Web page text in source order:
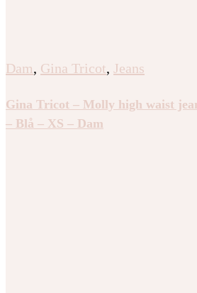
Dam, Gina Tricot, Jeans
Gina Tricot – Molly high waist
– Blå – XS – Dam